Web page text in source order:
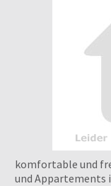
komfortable und
und Appartements